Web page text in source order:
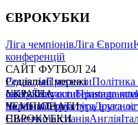
ЄВРОКУБКИ
Ліга чемпіонівЛіга Європи
конференцій
САЙТ ФУТБОЛ 24
РедакціяПрогнозиПолітика
сайтуКонтактиПравила
політикаСтруктура
Соціальні мережі
facebookxyoutubeinstagram
УКРАЇНА
УкраїнаПерша лігаДруга
ЧЕМПІОНАТИ
НімеччинаІспаніяАнглія
ЄВРОКУБКИ